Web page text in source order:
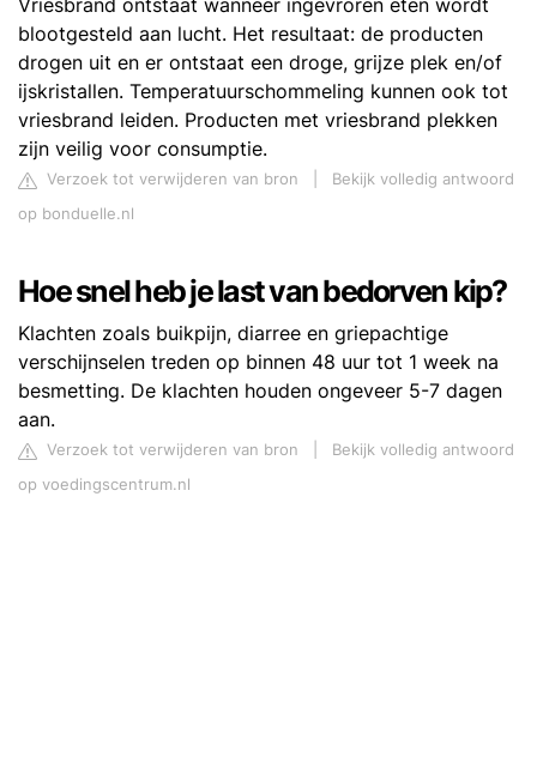
Vriesbrand ontstaat wanneer ingevroren eten wordt
blootgesteld aan lucht. Het resultaat: de producten
drogen uit en er ontstaat een droge, grijze plek en/of
ijskristallen. Temperatuurschommeling kunnen ook tot
vriesbrand leiden. Producten met vriesbrand plekken
zijn veilig voor consumptie.
Verzoek tot verwijderen van bron
Bekijk volledig antwoord
op bonduelle.nl
Hoe snel heb je last van bedorven kip?
Klachten zoals buikpijn, diarree en griepachtige
verschijnselen treden op binnen 48 uur tot 1 week na
besmetting. De klachten houden ongeveer 5-7 dagen
aan.
Verzoek tot verwijderen van bron
Bekijk volledig antwoord
op voedingscentrum.nl